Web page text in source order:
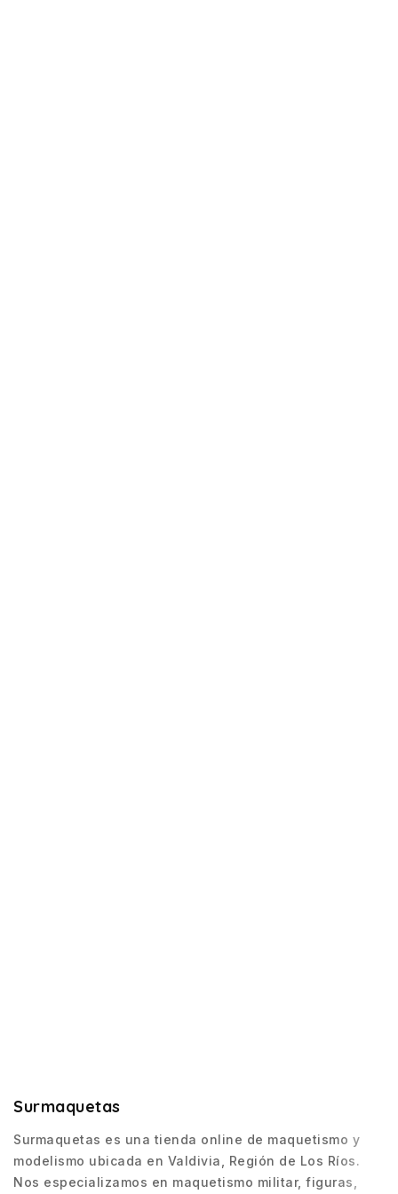
Surmaquetas
Surmaquetas es una tienda online de maquetismo y
modelismo ubicada en Valdivia, Región de Los Ríos.
Nos especializamos en maquetismo militar, figuras,